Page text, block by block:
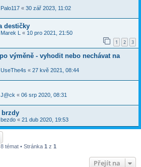
Palo117 « 30 zář 2023, 11:02
destičky
Marek L « 10 pro 2021, 21:50
1 2 3
výměně - vyhodit nebo nechávat na
UseThe4s « 27 kvě 2021, 08:44
J@ck « 06 srp 2020, 08:31
brzdy
bezdo « 21 dub 2020, 19:53
8 témat • Stránka 1 z 1
Přejít na